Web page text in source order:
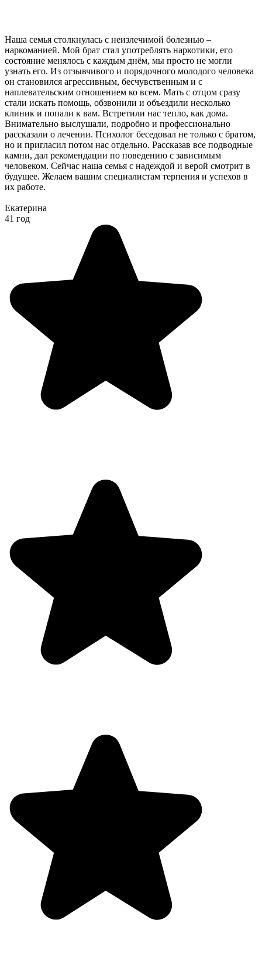
Наша семья столкнулась с неизлечимой болезнью –
наркоманией. Мой брат стал употреблять наркотики, его
состояние менялось с каждым днём, мы просто не могли
узнать его. Из отзывчивого и порядочного молодого человека
он становился агрессивным, бесчувственным и с
наплевательским отношением ко всем. Мать с отцом сразу
стали искать помощь, обзвонили и объездили несколько
клиник и попали к вам. Встретили нас тепло, как дома.
Внимательно выслушали, подробно и профессионально
рассказали о лечении. Психолог беседовал не только с братом,
но и пригласил потом нас отдельно. Рассказав все подводные
камни, дал рекомендации по поведению с зависимым
человеком. Сейчас наша семья с надеждой и верой смотрит в
будущее. Желаем вашим специалистам терпения и успехов в
их работе.
Екатерина
41 год